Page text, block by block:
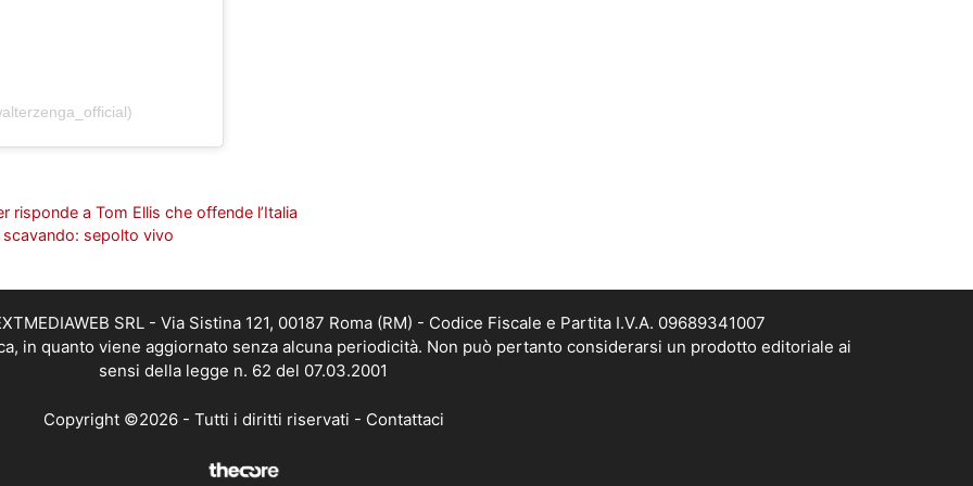
risponde a Tom Ellis che offende l’Italia
sepolto vivo
SRL - Via Sistina 121, 00187 Roma (RM) - Codice Fiscale e Partita I.V.A. 09689341007
in quanto viene aggiornato senza alcuna periodicità. Non può pertanto considerarsi un prodotto editoriale ai
sensi della legge n. 62 del 07.03.2001
Copyright ©2026 - Tutti i diritti riservati - Contattaci